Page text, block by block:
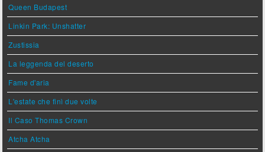
Queen Budapest
Linkin Park: Unshatter
Zustissia
La leggenda del deserto
Fame d'aria
L'estate che finì due volte
Il Caso Thomas Crown
Atcha Atcha